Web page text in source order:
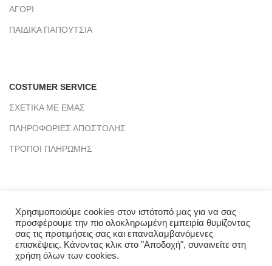
ΑΓΟΡΙ
ΠΑΙΔΙΚΑ ΠΑΠΟΥΤΣΙΑ
COSTUMER SERVICE
ΣΧΕΤΙΚΑ ΜΕ ΕΜΑΣ
ΠΛΗΡΟΦΟΡΙΕΣ ΑΠΟΣΤΟΛΗΣ
ΤΡΟΠΟΙ ΠΛΗΡΩΜΗΣ
CLICKMYWAY 2021 - PREMIUM E-COMMERCE SOLUTIONS.
Χρησιμοποιούμε cookies στον ιστότοπό μας για να σας
προσφέρουμε την πιο ολοκληρωμένη εμπειρία θυμίζοντας
σας τις προτιμήσεις σας και επαναλαμβανόμενες
επισκέψεις. Κάνοντας κλικ στο "Αποδοχή", συναινείτε στη
χρήση όλων των cookies.